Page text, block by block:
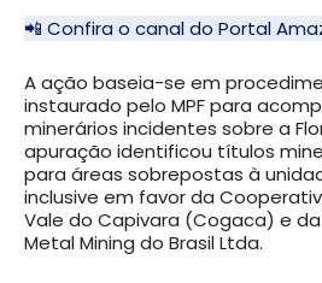
📲 Confira o canal do Portal
A ação baseia-se em
instaurado pelo MPF para
minerários incidentes sobre a
apuração identificou títulos
para áreas sobrepostas à
inclusive em favor da
Vale do Capivara (Cogaca) e
Metal Mining do Brasil Ltda.